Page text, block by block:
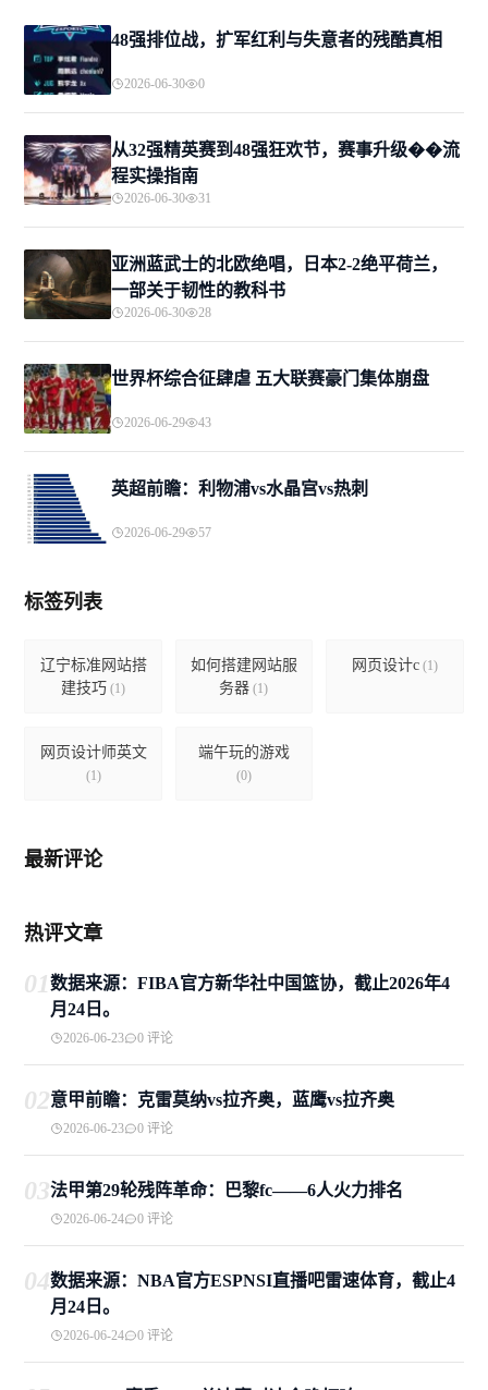
48强排位战，扩军红利与失意者的残酷真相
2026-06-30 0
从32强精英赛到48强狂欢节，赛事升级��流
程实操指南
2026-06-30 31
亚洲蓝武士的北欧绝唱，日本2-2绝平荷兰，
一部关于韧性的教科书
2026-06-30 28
世界杯综合征肆虐 五大联赛豪门集体崩盘
2026-06-29 43
英超前瞻：利物浦vs水晶宫vs热刺
2026-06-29 57
标签列表
辽宁标准网站搭
建技巧 (1)
如何搭建网站服
务器 (1)
网页设计c(1)
网页设计师英文
(1)
端午玩的游戏
(0)
最新评论
热评文章
01数据来源：FIBA官方新华社中国篮协，截止2026年4
月24日。
2026-06-23 0 评论
02意甲前瞻：克雷莫纳vs拉齐奥，蓝鹰vs拉齐奥
2026-06-23 0 评论
03法甲第29轮残阵革命：巴黎fc——6人火力排名
2026-06-24 0 评论
04数据来源：NBA官方ESPNSI直播吧雷速体育，截止4
月24日。
2026-06-24 0 评论